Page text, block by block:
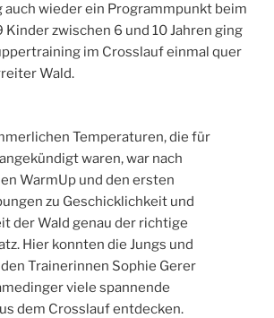
auch wieder ein Programmpunkt beim
Kinder zwischen 6 und 10 Jahren ging
im Crosslauf einmal quer
Wald.
Temperaturen, die für
waren, war nach
WarmUp und den ersten
zu Geschicklichkeit und
der Wald genau der richtige
Hier konnten die Jungs und
Trainerinnen Sophie Gerer
viele spannende
dem Crosslauf entdecken.